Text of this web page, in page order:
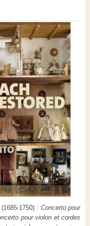
1750) : Concerto pour
pour violon et cordes